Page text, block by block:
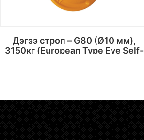
Дэгээ строп – G80 (Ø10 мм),
3150кг (European Type Eye Self-